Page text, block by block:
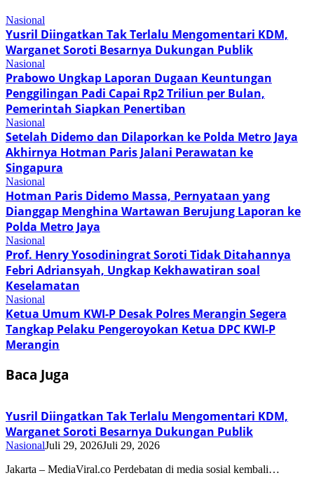
Nasional
Yusril Diingatkan Tak Terlalu Mengomentari KDM,
Warganet Soroti Besarnya Dukungan Publik
Nasional
Prabowo Ungkap Laporan Dugaan Keuntungan
Penggilingan Padi Capai Rp2 Triliun per Bulan,
Pemerintah Siapkan Penertiban
Nasional
Setelah Didemo dan Dilaporkan ke Polda Metro Jaya
Akhirnya Hotman Paris Jalani Perawatan ke
Singapura
Nasional
Hotman Paris Didemo Massa, Pernyataan yang
Dianggap Menghina Wartawan Berujung Laporan ke
Polda Metro Jaya
Nasional
Prof. Henry Yosodiningrat Soroti Tidak Ditahannya
Febri Adriansyah, Ungkap Kekhawatiran soal
Keselamatan
Nasional
Ketua Umum KWI-P Desak Polres Merangin Segera
Tangkap Pelaku Pengeroyokan Ketua DPC KWI-P
Merangin
Baca Juga
Yusril Diingatkan Tak Terlalu Mengomentari KDM,
Warganet Soroti Besarnya Dukungan Publik
NasionalJuli 29, 2026Juli 29, 2026
Jakarta – MediaViral.co Perdebatan di media sosial kembali…